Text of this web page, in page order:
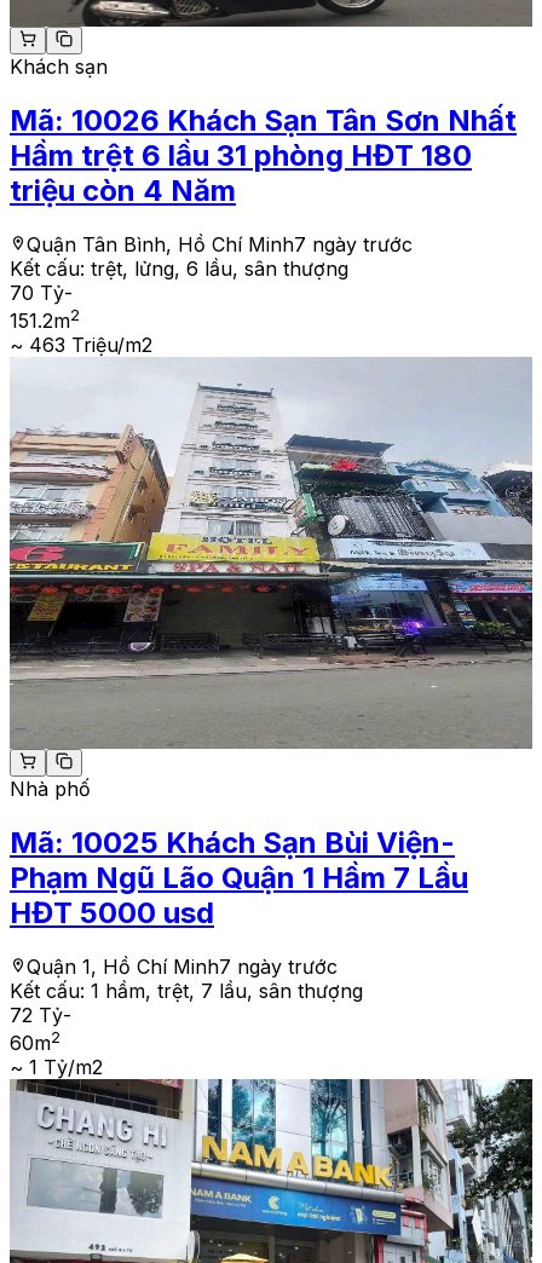
Khách sạn
Mã: 10026 Khách Sạn Tân Sơn Nhất
Hầm trệt 6 lầu 31 phòng HĐT 180
triệu còn 4 Năm
Quận Tân Bình, Hồ Chí Minh7 ngày trước
Kết cấu: trệt, lửng, 6 lầu, sân thượng
70 Tỷ-
151.2m2
~ 463 Triệu/m2
Nhà phố
Mã: 10025 Khách Sạn Bùi Viện-
Phạm Ngũ Lão Quận 1 Hầm 7 Lầu
HĐT 5000 usd
Quận 1, Hồ Chí Minh7 ngày trước
Kết cấu: 1 hầm, trệt, 7 lầu, sân thượng
72 Tỷ-
60m2
~ 1 Tỷ/m2